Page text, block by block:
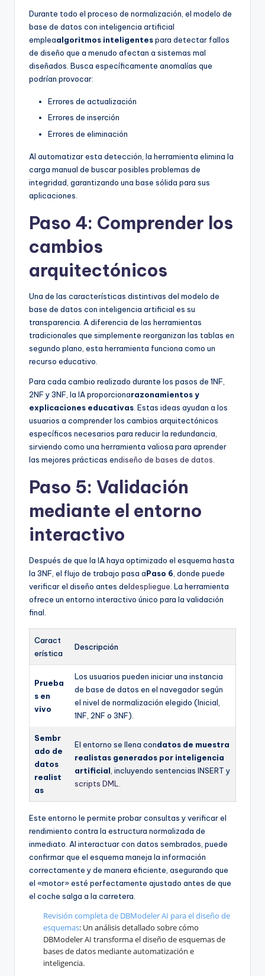
Durante todo el proceso de normalización, el modelo de
base de datos con inteligencia artificial
empleaalgoritmos inteligentespara detectar fallos
de diseño que a menudo afectan a sistemas mal
diseñados. Busca específicamente anomalías que
podrían provocar:
Errores de actualización
Errores de inserción
Errores de eliminación
Al automatizar esta detección, la herramienta elimina la
carga manual de buscar posibles problemas de
integridad, garantizando una base sólida para sus
aplicaciones.
Paso 4: Comprender los
cambios
arquitectónicos
Una de las características distintivas del modelo de
base de datos con inteligencia artificial es su
transparencia. A diferencia de las herramientas
tradicionales que simplemente reorganizan las tablas en
segundo plano, esta herramienta funciona como un
recurso educativo.
Para cada cambio realizado durante los pasos de 1NF,
2NF y 3NF, la IA proporcionarazonamientos y
explicaciones educativas . Estas ideas ayudan a los
usuarios a comprender los cambios arquitectónicos
específicos necesarios para reducir la redundancia,
sirviendo como una herramienta valiosa para aprender
las mejores prácticas endiseño de bases de datos
Paso 5: Validación
mediante el entorno
interactivo
Después de que la IA haya optimizado el esquema hasta
la 3NF, el flujo de trabajo pasa aPaso 6 , donde puede
verificar el diseño antes deldespliegue . La herramienta
ofrece un entorno interactivo único para la validación
final.
Caract
erística
Descripción
Prueba
s en
vivo
Los usuarios pueden iniciar una instancia
de base de datos en el navegador según
el nivel de normalización elegido (Inicial,
1NF, 2NF o 3NF).
Sembr
ado de
datos
realist
as
El entorno se llena condatos de muestra
realistas generados por inteligencia
artificial , incluyendo sentencias INSERT y
scripts DML
Este entorno le permite probar consultas y verificar el
rendimiento contra la estructura normalizada de
inmediato. Al interactuar con datos sembrados, puede
confirmar que el esquema maneja la información
correctamente y de manera eficiente, asegurando que
el «motor» esté perfectamente ajustado antes de que
el coche salga a la carretera.
Revisión completa de DBModeler AI para el diseño de
esquemas: Un análisis detallado sobre cómo
DBModeler AI transforma el diseño de esquemas de
bases de datos mediante automatización e
inteligencia.